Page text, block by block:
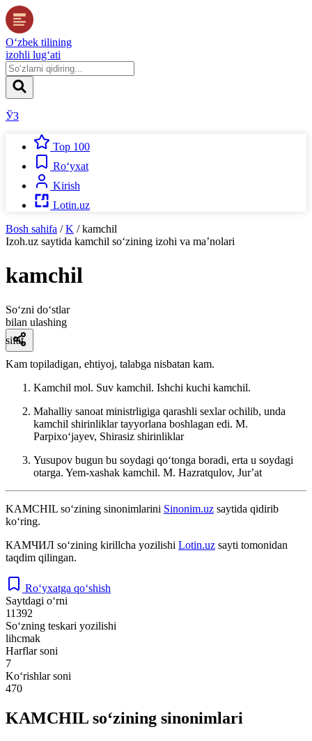
O‘zbek tilining
izohli lug‘ati
ЎЗ
Top 100
Ro‘yxat
Kirish
Lotin.uz
Bosh sahifa / K / kamchil
Izoh.uz saytida kamchil so‘zining izohi va ma’nolari
kamchil
So‘zni do‘stlar
bilan ulashing
sifat
Kam topiladigan, ehtiyoj, talabga nisbatan kam.
Kamchil mol. Suv kamchil. Ishchi kuchi kamchil.
Mahalliy sanoat ministrligiga qarashli sexlar ochilib, unda
kamchil shirinliklar tayyorlana boshlagan edi. M.
Parpixoʻjayev, Shirasiz shirinliklar
Yusupov bugun bu soydagi qoʻtonga boradi, erta u soydagi
otarga. Yem-xashak kamchil. M. Hazratqulov, Jurʼat
KAMCHIL so‘zining sinonimlarini Sinonim.uz saytida qidirib
ko‘ring.
КАМЧИЛ so‘zining kirillcha yozilishi Lotin.uz sayti tomonidan
taqdim qilingan.
Ro‘yxatga qo‘shish
Saytdagi o‘rni
11392
So‘zning teskari yozilishi
lihcmak
Harflar soni
7
Ko‘rishlar soni
470
KAMCHIL so‘zining sinonimlari